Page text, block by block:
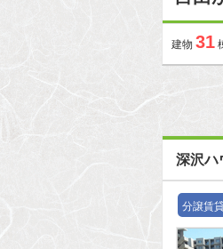
建物 31
深沢ハ
分譲賃